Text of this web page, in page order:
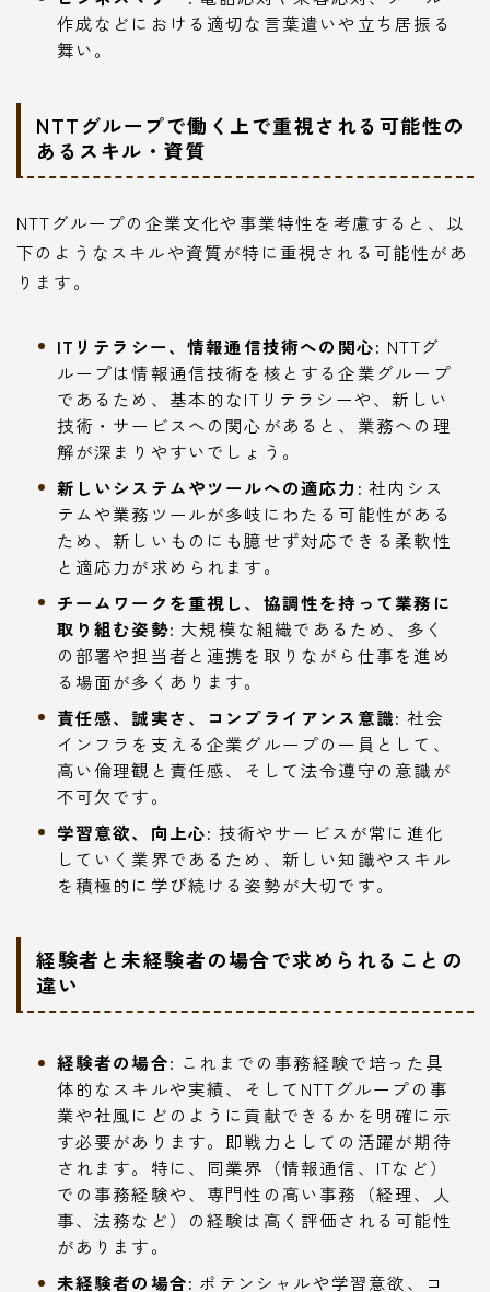
作成などにおける適切な言葉遣いや立ち居振る
舞い。
NTTグループで働く上で重視される可能性の
あるスキル・資質
NTTグループの企業文化や事業特性を考慮すると、以
下のようなスキルや資質が特に重視される可能性があ
ります。
ITリテラシー、情報通信技術への関心: NTTグ
ループは情報通信技術を核とする企業グループ
であるため、基本的なITリテラシーや、新しい
技術・サービスへの関心があると、業務への理
解が深まりやすいでしょう。
新しいシステムやツールへの適応力: 社内シス
テムや業務ツールが多岐にわたる可能性がある
ため、新しいものにも臆せず対応できる柔軟性
と適応力が求められます。
チームワークを重視し、協調性を持って業務に
取り組む姿勢: 大規模な組織であるため、多く
の部署や担当者と連携を取りながら仕事を進め
る場面が多くあります。
責任感、誠実さ、コンプライアンス意識: 社会
インフラを支える企業グループの一員として、
高い倫理観と責任感、そして法令遵守の意識が
不可欠です。
学習意欲、向上心: 技術やサービスが常に進化
していく業界であるため、新しい知識やスキル
を積極的に学び続ける姿勢が大切です。
経験者と未経験者の場合で求められることの
違い
経験者の場合: これまでの事務経験で培った具
体的なスキルや実績、そしてNTTグループの事
業や社風にどのように貢献できるかを明確に示
す必要があります。即戦力としての活躍が期待
されます。特に、同業界（情報通信、ITなど）
での事務経験や、専門性の高い事務（経理、人
事、法務など）の経験は高く評価される可能性
があります。
未経験者の場合: ポテンシャルや学習意欲、コ